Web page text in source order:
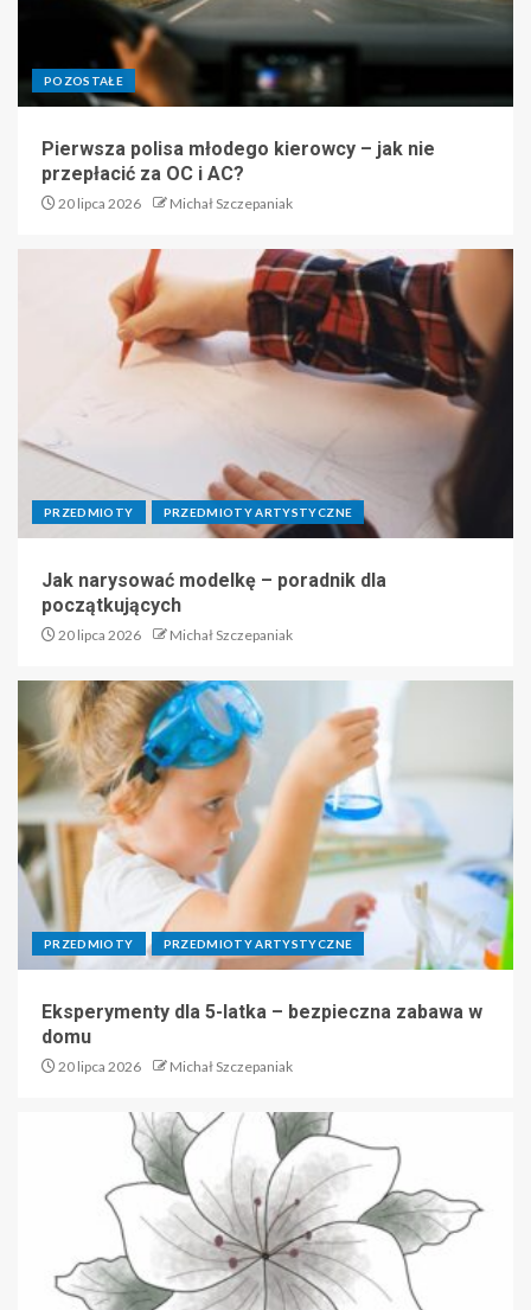
POZOSTAŁE
Pierwsza polisa młodego kierowcy – jak nie
przepłacić za OC i AC?
20 lipca 2026 Michał Szczepaniak
PRZEDMIOTY PRZEDMIOTY ARTYSTYCZNE
Jak narysować modelkę – poradnik dla
początkujących
20 lipca 2026 Michał Szczepaniak
PRZEDMIOTY PRZEDMIOTY ARTYSTYCZNE
Eksperymenty dla 5-latka – bezpieczna zabawa w
domu
20 lipca 2026 Michał Szczepaniak